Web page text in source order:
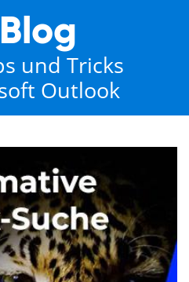
und Tricks
Outlook